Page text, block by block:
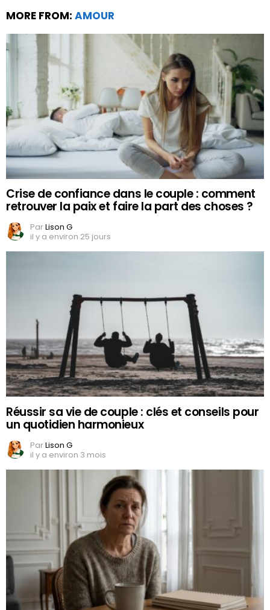
MORE FROM: AMOUR
Crise de confiance dans le couple : comment
retrouver la paix et faire la part des choses ?
ParLison G
il y a environ 25 jours
Réussir sa vie de couple : clés et conseils pour
un quotidien harmonieux
ParLison G
il y a environ 3 mois